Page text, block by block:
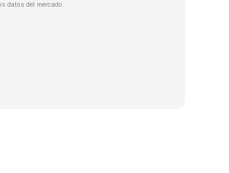
datos del mercado.